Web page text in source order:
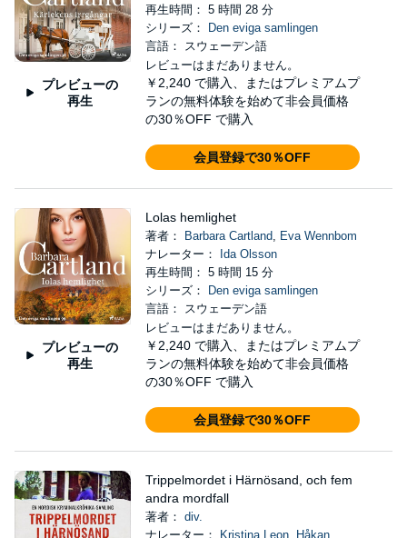
プレビューの
再生
再生時間： 5 時間 28 分
シリーズ：
Den eviga samlingen
言語： スウェーデン語
レビューはまだありません。
￥2,240 で購入、またはプレミアムプ
ランの無料体験を始めて非会員価格
の30％OFF で購入
会員登録で30％OFF
プレビューの
再生
Lolas hemlighet
著者： Barbara Cartland, Eva Wennbom
ナレーター：
Ida Olsson
再生時間： 5 時間 15 分
シリーズ：
Den eviga samlingen
言語： スウェーデン語
レビューはまだありません。
￥2,240 で購入、またはプレミアムプ
ランの無料体験を始めて非会員価格
の30％OFF で購入
会員登録で30％OFF
Trippelmordet i Härnösand, och fem
andra mordfall
著者： div.
ナレーター：
Kristina Leon, Håkan